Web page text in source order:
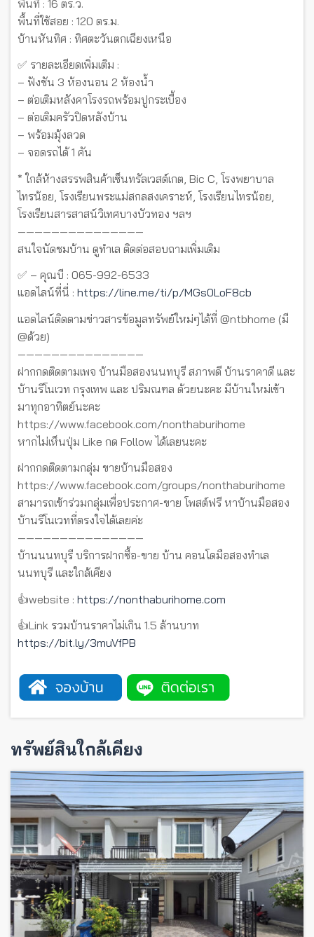
พื้นที่ : 16 ตร.ว.
พื้นที่ใช้สอย : 120 ตร.ม.
บ้านหันทิศ : ทิศตะวันตกเฉียงเหนือ
✅ รายละเอียดเพิ่มเติม :
– ฟังชัน 3 ห้องนอน 2 ห้องน้ำ
– ต่อเติมหลังคาโรงรถพร้อมปูกระเบื้อง
– ต่อเติมครัวปิดหลังบ้าน
– พร้อมมุ้งลวด
– จอดรถได้ 1 คัน
* ใกล้ห้างสรรพสินค้าเซ็นทรัลเวสต์เกต, Bic C, โรงพยาบาล
ไทรน้อย, โรงเรียนพระแม่สกลสงเคราะห์, โรงเรียนไทรน้อย,
โรงเรียนสารสาสน์วิเทศบางบัวทอง ฯลฯ
———————————————
สนใจนัดชมบ้าน ดูทำเล ติดต่อสอบถามเพิ่มเติม
✅ – คุณบี : 065-992-6533
แอดไลน์ที่นี่ : https://line.me/ti/p/MGs0LoF8cb
แอดไลน์ติดตามข่าวสารข้อมูลทรัพย์ใหม่ๆได้ที่ @ntbhome (มี
@ด้วย)
———————————————
ฝากกดติดตามเพจ บ้านมือสองนนทบุรี สภาพดี บ้านราคาดี และ
บ้านรีโนเวท กรุงเทพ และ ปริมณฑล ด้วยนะคะ มีบ้านใหม่เข้า
มาทุกอาทิตย์นะคะ
https://www.facebook.com/nonthaburihome
หากไม่เห็นปุ่ม Like กด Follow ได้เลยนะคะ
ฝากกดติดตามกลุ่ม ขายบ้านมือสอง
https://www.facebook.com/groups/nonthaburihome
สามารถเข้าร่วมกลุ่มเพื่อประกาศ-ขาย โพสต์ฟรี หาบ้านมือสอง
บ้านรีโนเวทที่ตรงใจได้เลยค่ะ
———————————————
บ้านนนทบุรี บริการฝากซื้อ-ขาย บ้าน คอนโดมือสองทำเล
นนทบุรี และใกล้เคียง
👍website : https://nonthaburihome.com
👍Link รวมบ้านราคาไม่เกิน 1.5 ล้านบาท
https://bit.ly/3muVfPB
ทรัพย์สินใกล้เคียง